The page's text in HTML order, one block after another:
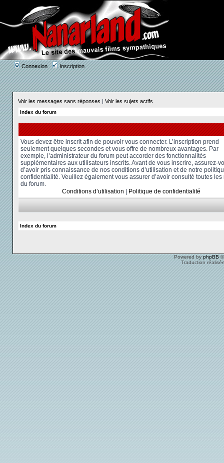
Connexion Inscription
Voir les messages sans réponses | Voir les sujets actifs
Index du forum
Vous devez être inscrit afin de pouvoir vous connecter. L’inscription prend
seulement quelques secondes et vous offre de nombreux avantages. Par
exemple, l’administrateur du forum peut accorder des fonctionnalités
supplémentaires aux utilisateurs inscrits. Avant de vous inscrire, assurez-
d’avoir pris connaissance de nos conditions d’utilisation et de notre
confidentialité. Veuillez également vous assurer d’avoir consulté toutes les
du forum.
Conditions d’utilisation
Politique de confidentialité
Index du forum
Powered byphpBB©
Traduction